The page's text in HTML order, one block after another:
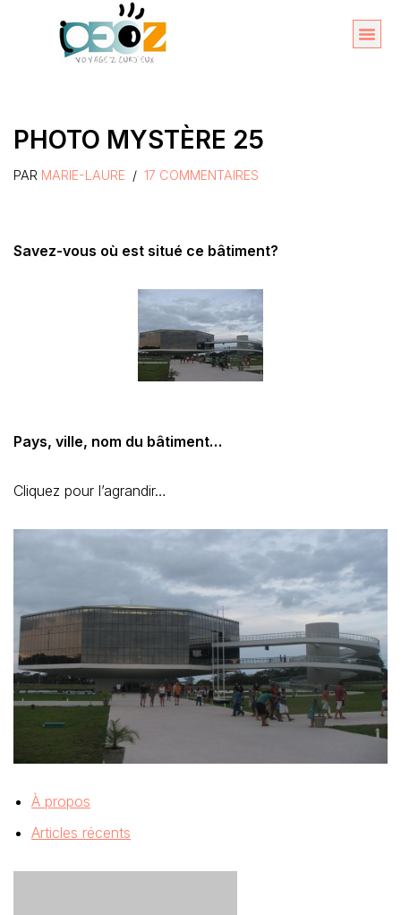
PHOTO MYSTÈRE 25
PAR MARIE-LAURE 17 COMMENTAIRES
Savez-vous où est situé ce bâtiment?
Pays, ville, nom du bâtiment…
Cliquez pour l’agrandir…
À propos
Articles récents